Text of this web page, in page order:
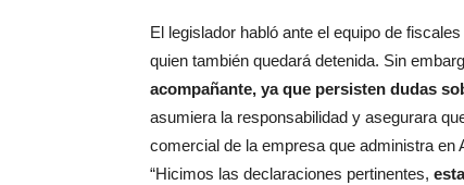
El legislador habló ante el equipo de
quien también quedará detenida. Sin
acompañante, ya que persisten dudas
asumiera la responsabilidad y asegurara
comercial de la empresa que administra en
“Hicimos las declaraciones pertinentes,